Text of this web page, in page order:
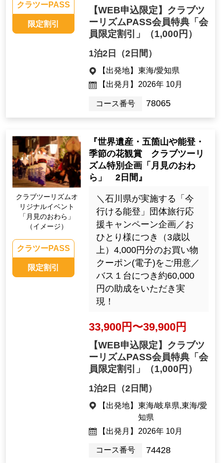
クラツーPASS
限定割引
【WEB申込限定】クラブツ
ーリズムPASS会員特典「会
員限定割引」
（1,000円）
1泊2日（2日間）
【出発地】 東海/愛知県
【出発月】 2026年 10月
コース番号 78065
クラブツーリズムオ
リジナルイベント
「月見のおわら」
（イメージ）
クラツーPASS
限定割引
『世界遺産・五箇山や能登・
季節の花観賞 クラブツーリ
ズム特別企画「月見のおわ
ら」 2日間』
＼石川県が実施する「今
行ける能登」団体旅行応
援キャンペーン企画／お
ひとり様につき（3歳以
上）4,000円分のお買い物
クーポン(電子)をご用意／
バス１台につき約60,000
円の助成をいただき実
現！
33,900円〜39,900円
【WEB申込限定】クラブツ
ーリズムPASS会員特典「会
員限定割引」
（1,000円）
1泊2日（2日間）
【出発地】 東海/岐阜県,東海/愛
知県
【出発月】 2026年 10月
コース番号 74428